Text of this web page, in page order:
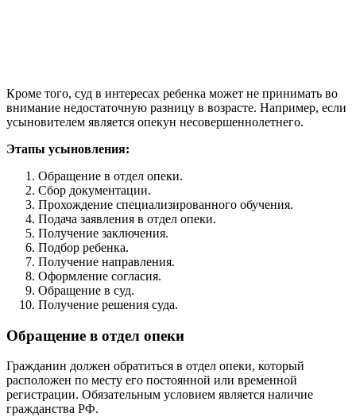
Кроме того, суд в интересах ребенка может не принимать во
внимание недостаточную разницу в возрасте. Например, если
усыновителем является опекун несовершеннолетнего.
Этапы усыновления:
Обращение в отдел опеки.
Сбор документации.
Прохождение специализированного обучения.
Подача заявления в отдел опеки.
Получение заключения.
Подбор ребенка.
Получение направления.
Оформление согласия.
Обращение в суд.
Получение решения суда.
Обращение в отдел опеки
Гражданин должен обратиться в отдел опеки, который
расположен по месту его постоянной или временной
регистрации. Обязательным условием является наличие
гражданства РФ.